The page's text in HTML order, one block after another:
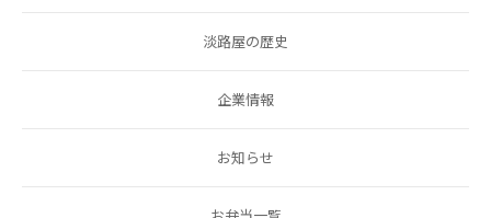
淡路屋の歴史
企業情報
お知らせ